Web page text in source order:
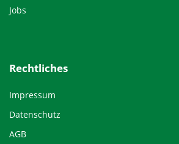
Jobs
Rechtliches
Impressum
Datenschutz
AGB